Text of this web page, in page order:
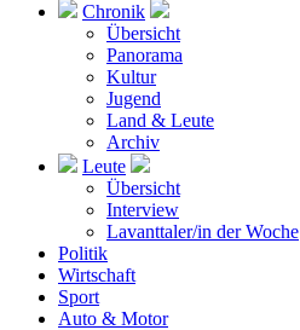
Chronik
Übersicht
Panorama
Kultur
Jugend
Land & Leute
Archiv
Leute
Übersicht
Interview
Lavanttaler/in der Woche
Politik
Wirtschaft
Sport
Auto & Motor